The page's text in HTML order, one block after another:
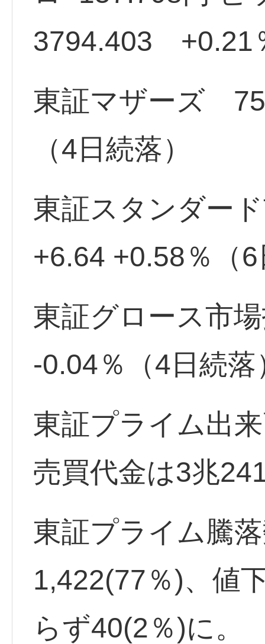
3794.403 +0.21
東証マザーズ
（4日続落）
東証スタンダー
+6.64 +0.58％（
東証グロース市
-0.04％（4日続落
東証プライム出
売買代金は3兆
東証プライム騰
1,422(77％)、値
らず40(2％)に。